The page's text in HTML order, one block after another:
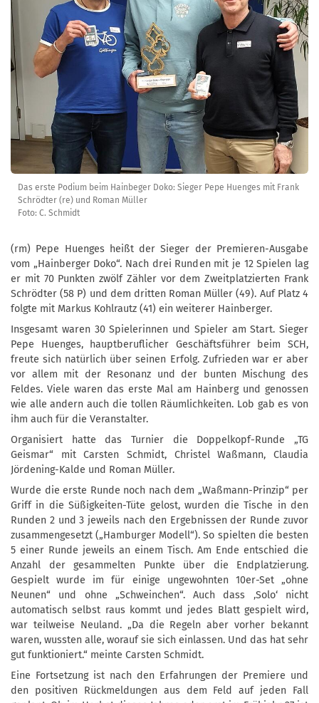
Das erste Podium beim Hainbeger Doko: Sieger Pepe Huenges mit Frank
Schrödter (re) und Roman Müller
Foto: C. Schmidt
(rm) Pepe Huenges heißt der Sieger der Premieren-Ausgabe
vom „Hainberger Doko“. Nach drei Runden mit je 12 Spielen lag
er mit 70 Punkten zwölf Zähler vor dem Zweitplatzierten Frank
Schrödter (58 P) und dem dritten Roman Müller (49). Auf Platz 4
folgte mit Markus Kohlrautz (41) ein weiterer Hainberger.
Insgesamt waren 30 Spielerinnen und Spieler am Start. Sieger
Pepe Huenges, hauptberuflicher Geschäftsführer beim SCH,
freute sich natürlich über seinen Erfolg. Zufrieden war er aber
vor allem mit der Resonanz und der bunten Mischung des
Feldes. Viele waren das erste Mal am Hainberg und genossen
wie alle andern auch die tollen Räumlichkeiten. Lob gab es von
ihm auch für die Veranstalter.
Organisiert hatte das Turnier die Doppelkopf-Runde „TG
Geismar“ mit Carsten Schmidt, Christel Waßmann, Claudia
Jördening-Kalde und Roman Müller.
Wurde die erste Runde noch nach dem „Waßmann-Prinzip“ per
Griff in die Süßigkeiten-Tüte gelost, wurden die Tische in den
Runden 2 und 3 jeweils nach den Ergebnissen der Runde zuvor
zusammengesetzt („Hamburger Modell“). So spielten die besten
5 einer Runde jeweils an einem Tisch. Am Ende entschied die
Anzahl der gesammelten Punkte über die Endplatzierung.
Gespielt wurde im für einige ungewohnten 10er-Set „ohne
Neunen“ und ohne „Schweinchen“. Auch dass ‚Solo‘ nicht
automatisch selbst raus kommt und jedes Blatt gespielt wird,
war teilweise Neuland. „Da die Regeln aber vorher bekannt
waren, wussten alle, worauf sie sich einlassen. Und das hat sehr
gut funktioniert.“ meinte Carsten Schmidt.
Eine Fortsetzung ist nach den Erfahrungen der Premiere und
den positiven Rückmeldungen aus dem Feld auf jeden Fall